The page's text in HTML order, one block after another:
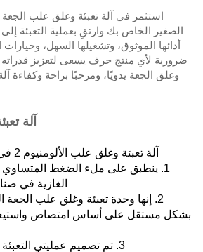
استثمر في آلة تعبئة وغلق علب
الصغير الخاص بك وارتقِ بعملية التعبئة
أدائها الموثوق، وتشغيلها السهل،
ضرورية لأي منتج حرف يسعى لتعزيز قدراته
وغلق الجعة يدويًا، ومرحبًا براحة وكفاءة
آلة
آلة تعبئة وغلق علب الألومنيوم 2 في 1 للصودا - GDF18-4
1. ينطبق على ملء الضغط المتساوي
الغازية في
2. إنها وحدة تعبئة وغلق علب الجعة
بشكل مستقل على أساس امتصاص
3. تم تصميم عمليتي التعبئة والغلق بشكل متكامل.